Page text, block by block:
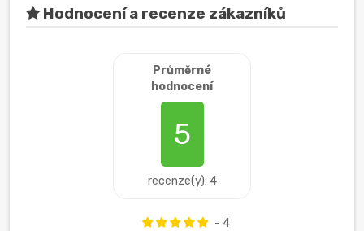
Hodnocení a recenze zákazníků
Průměrné
hodnocení
5
recenze(y): 4
- 4